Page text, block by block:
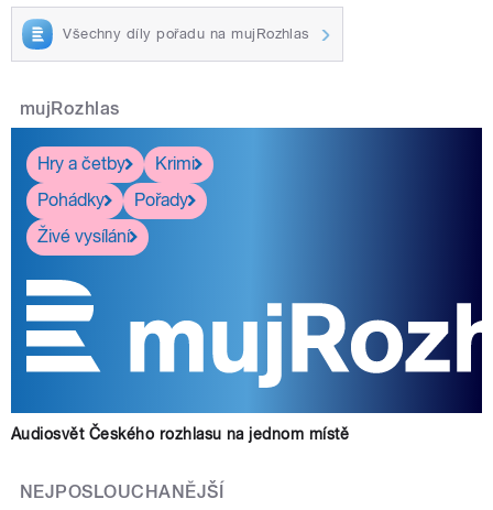
Všechny díly pořadu na mujRozhlas
mujRozhlas
Hry a četby
Krimi
Pohádky
Pořady
Živé vysílání
Audiosvět Českého rozhlasu na jednom místě
NEJPOSLOUCHANĚJŠÍ